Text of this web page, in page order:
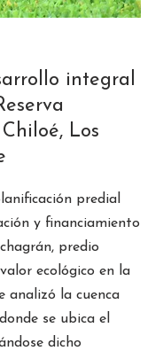
integral
Los
predial
y financiamiento
predio
ecológico en la
analizó la cuenca
se ubica el
dicho